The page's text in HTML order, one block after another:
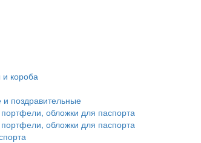
короба
поздравительные
обложки для паспорта
обложки для паспорта